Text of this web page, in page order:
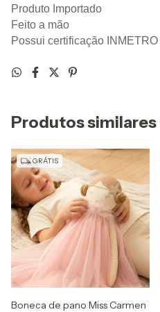
Produto Importado
Feito a mão
Possui certificação INMETRO
Produtos similares
GRÁTIS
Boneca de pano Miss Carmen